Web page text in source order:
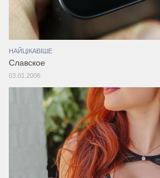
НАЙЦІКАВІШЕ
Славское
03.01.2006